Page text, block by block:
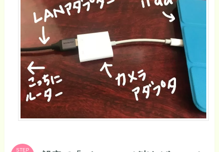
STEP